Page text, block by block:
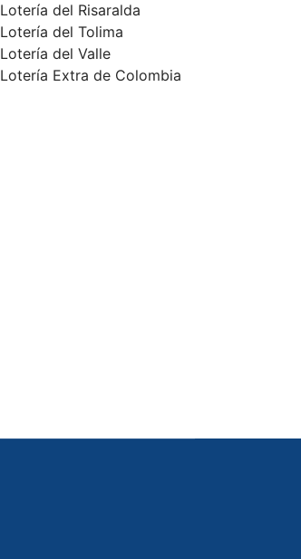
Lotería del Risaralda
Lotería del Tolima
Lotería del Valle
Lotería Extra de Colombia